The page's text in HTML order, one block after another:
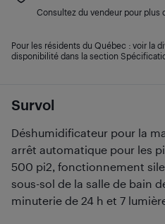
Survol
Déshumidificateur pour la
arrêt automatique pour les
500 pi2, fonctionnement
sous-sol de la salle de bain
minuterie de 24 h et 7
Consultez du vendeur pour plus
Pour les résidents du Québec : voir la
disponibilité dans la section